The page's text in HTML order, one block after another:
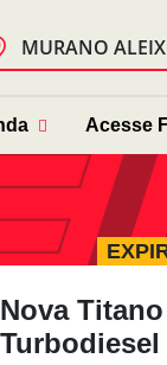
MURANO
Acesse
Nova
Turbodiesel